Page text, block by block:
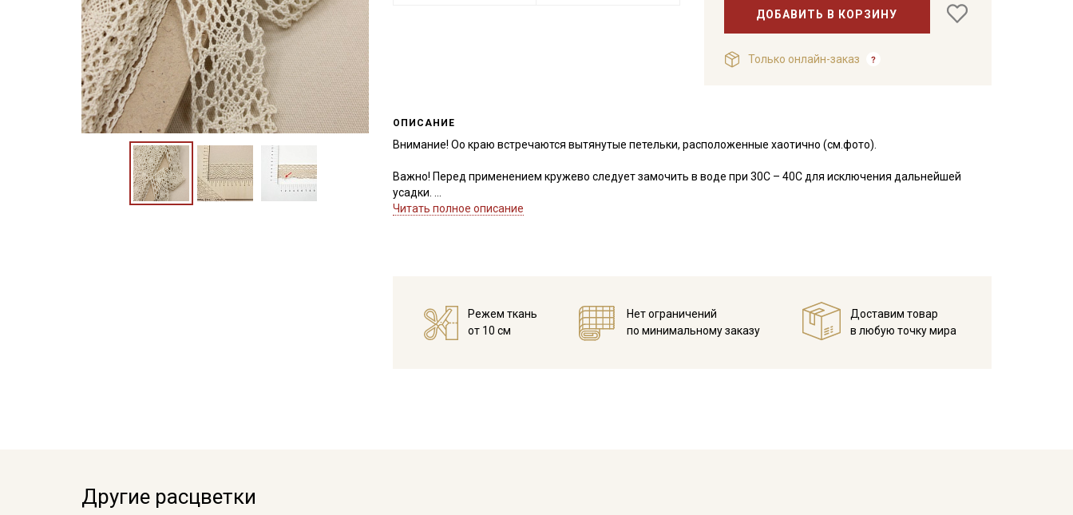
ДОБАВИТЬ В КОРЗИНУ
Только онлайн-заказ
ОПИСАНИЕ
Внимание! Оо краю встречаются вытянутые петельки, расположенные хаотично (см.фото).
Важно! Перед применением кружево следует замочить в воде при 30С – 40С для исключения дальнейшей
усадки.
Ширина кружева ±1мм.
Читать полное описание
Режем ткань
от 10 см
Нет ограничений
по минимальному заказу
Доставим товар
в любую точку мира
Другие расцветки